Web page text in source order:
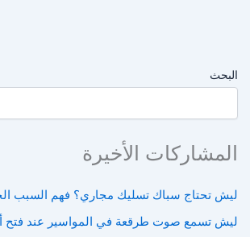
البحث
المشاركات الأخيرة
ليش تحتاج سباك تسليك مجاري؟ فهم السبب
ليش تسمع صوت طرقعة في المواسير عند فتح